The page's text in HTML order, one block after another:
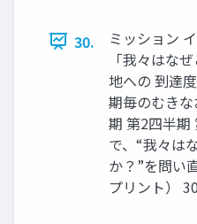
30.
ミッション
「我々はな
地への 到達
期毎のむき
期 第2四半期
で、“我々は
か？”を問
プリント） 30